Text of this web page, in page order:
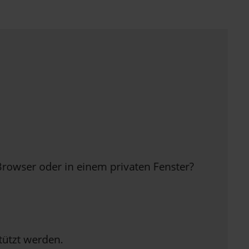
oder in einem privaten Fenster?
werden.